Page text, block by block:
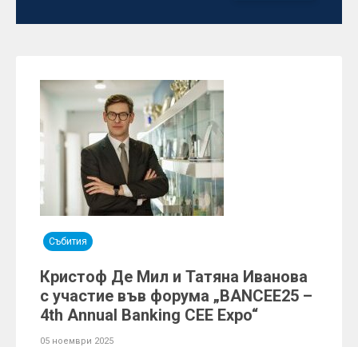
Събития
Кристоф Де Мил и Татяна Иванова
с участие във форума „BANCEE25 –
4th Annual Banking CEE Expo“
05 ноември 2025